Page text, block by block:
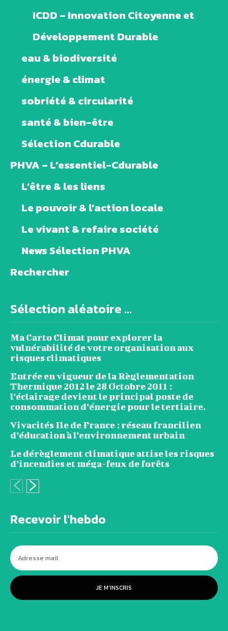
ICDD – Innovation Citoyenne et
Développement Durable
eau & biodiversité
énergie & climat
sobriété & circularité
santé & bien-être
Sélection Cdurable
PHVA – L’essentiel-Cdurable
L’être & les liens
Le pouvoir & l’action locale
Le vivant & refaire société
News Sélection PHVA
Rechercher
Sélection aléatoire ...
Ma Carto Climat pour explorer la
vulnérabilité de votre organisation aux
risques climatiques
Entrée en vigueur de la Règlementation
Thermique 2012 le 28 Octobre 2011 :
l’éclairage devient le principal poste de
consommation d’énergie pour le tertiaire.
Vivacités Ile de France : réseau francilien
d’éducation à l’environnement urbain
Le dérèglement climatique attise les risques
d’incendies et méga-feux de forêts
Recevoir l'hebdo
JE M'INSCRIS